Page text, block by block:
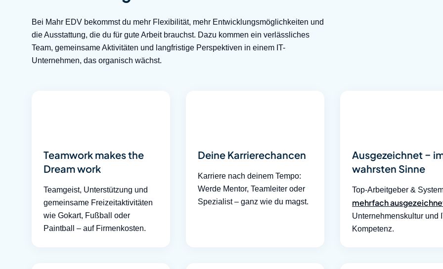
Bei Mahr EDV bekommst du mehr Flexibilität, mehr Entwicklungsmöglichkeiten und
die Ausstattung, die du für gute Arbeit brauchst. Dazu kommen ein verlässliches
Team, gemeinsame Aktivitäten und langfristige Perspektiven in einem IT-
Unternehmen, das organisch wächst.
Teamwork makes the
Dream work
Teamgeist, Unterstützung und
gemeinsame Freizeitaktivitäten
wie Gokart, Fußball oder
Paintball – auf Firmenkosten.
Deine Karrierechancen
Karriere nach deinem Tempo:
Werde Mentor, Teamleiter oder
Spezialist – ganz wie du magst.
Ausgezeichnet –
wahrsten Sinne
Top-Arbeitgeber &
mehrfach
Unternehmenskultur und
Kompetenz.